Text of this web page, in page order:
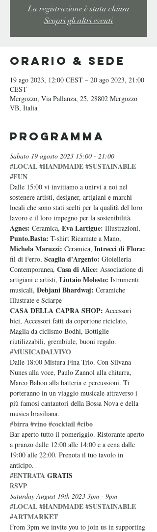
La registrazione è stata chiusa
Scopri gli altri eventi
Orario & Sede
19 ago 2023, 12:00 CEST – 20 ago 2023, 21:00
CEST
Mergozzo, Via Pallanza, 25, 28802 Mergozzo
VB, Italia
Programma
Sabato 19 agosto 2023 15:00 - 21:00
#LOCAL#HANDMADE#SUSTAINABLE
#FUN
Dalle 15:00 vi invitiamo a unirvi a noi nel
sostenere artisti, designer, artigiani e marchi
locali che sono stati scelti per la qualità del loro
lavoro e il loro impegno per la sostenibilità.
Agnes: Ceramica, Eva Lartigue: Illustrazioni,
Punto.Basta: T-shirt Ricamate a Mano,
Michela Maruzzi: Ceramica, Intrecci di Flora:
fil di Ferro, Scaglia d'Argento: Gioielleria
Contemporanea, Casa di Alice: Associazione di
artigiani e artisti, Liutaio Molesto: Istrumenti
musicali, Debjani Bhardwaj: Ceramiche
Illustrate e Sciarpe
CASA DELLA CAPRA SHOP: Accessori
bici, Accessori fatti da copertone riciclato,
Maglia da ciclismo Bodhi, Bottiglie
riutilizzabili, grembiule, buoni regalo.
#MUSICADALVIVO
Dalle 18:00 Mistura Fina Trio. Con Silvana
Nunes alla voce, Paulo Zannol alla chitarra,
Marco Baboo alla batteria e percussioni. Ti
porteranno in un viaggio musicale attraverso i
più famosi cantautori della Bossa Nova e della
musica brasiliana.
#birra#vino#cocktail#cibo
Bar aperto tutto il pomeriggio. Ristorante aperto
a pranzo dalle 12:00 alle 14:00 e a cena dalle
19:00 alle 22:00. Prenota il tuo tavolo in
anticipo.
#ENTRATA GRATIS
RSVP
Saturday August 19th 2023 3pm - 9pm
#LOCAL#HANDMADE#SUSTAINABLE
#ARTMARKET
From 3pm we invite you to join us in supporting